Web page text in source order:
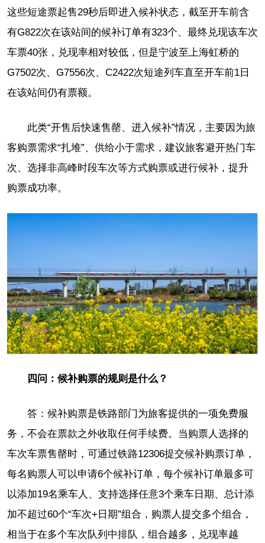
这些短途票起售29秒后即进入候补状态，截至开车前含
有G822次在该站间的候补订单有323个、最终兑现该车次
车票40张，兑现率相对较低，但是宁波至上海虹桥的
G7502次、G7556次、C2422次短途列车直至开车前1日
在该站间仍有票额。
此类“开售后快速售罄、进入候补”情况，主要因为旅
客购票需求“扎堆”、供给小于需求，建议旅客避开热门车
次、选择非高峰时段车次等方式购票或进行候补，提升
购票成功率。
四问：候补购票的规则是什么？
答：候补购票是铁路部门为旅客提供的一项免费服
务，不会在票款之外收取任何手续费。当购票人选择的
车次车票售罄时，可通过铁路12306提交候补购票订单，
每名购票人可以申请6个候补订单，每个候补订单最多可
以添加19名乘车人、支持选择任意3个乘车日期、总计添
加不超过60个“车次+日期”组合，购票人提交多个组合，
相当于在多个车次队列中排队，组合越多，兑现率越